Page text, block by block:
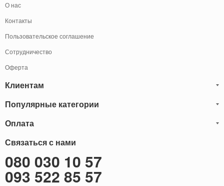
О нас
Контакты
Пользовательское соглашение
Сотрудничество
Оферта
Клиентам
Блог
Обмен и Возврат
Карта сайта
Бонусы
Популярные категории
Мужские кожаные сумки
Саквояжи
Мужские кожаные кошельки
Оплата
Оплату товаров можно
осуществить
Наличными
Наложенный платёж (Оплата при получение)
Через терминал (Только самовывоз)
Связаться с нами
080 030 10 57
093 522 85 57